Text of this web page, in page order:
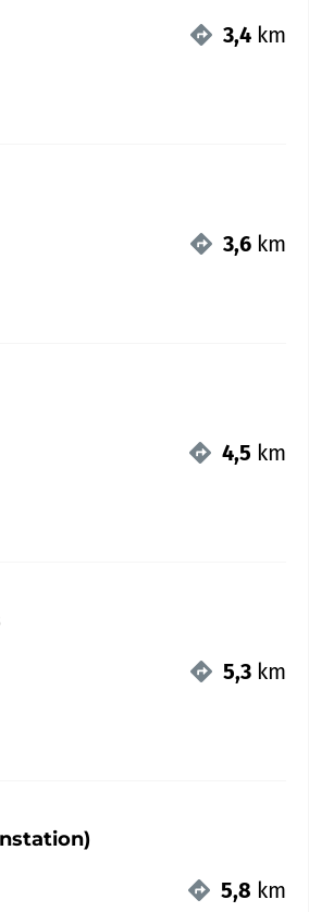
3,4 km
3,6 km
4,5 km
5,3 km
5,8 km